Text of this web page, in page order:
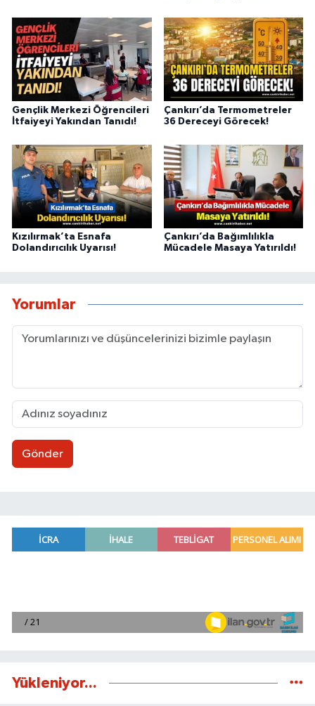
Gençlik Merkezi Öğrencileri
İtfaiyeyi Yakından Tanıdı!
Çankırı’da Termometreler
36 Dereceyi Görecek!
Kızılırmak’ta Esnafa
Dolandırıcılık Uyarısı!
Çankırı’da Bağımlılıkla
Mücadele Masaya Yatırıldı!
Yorumlar
Gönder
Yükleniyor...